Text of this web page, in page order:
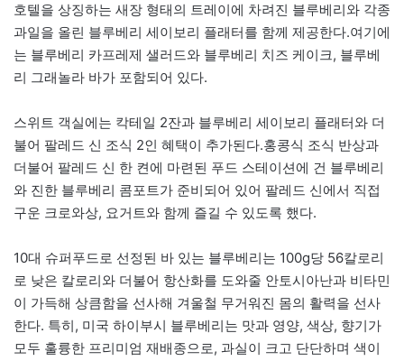
호텔을 상징하는 새장 형태의 트레이에 차려진 블루베리와 각종
과일을 올린 블루베리 세이보리 플래터를 함께 제공한다.여기에
는 블루베리 카프레제 샐러드와 블루베리 치즈 케이크, 블루베
리 그래놀라 바가 포함되어 있다.
스위트 객실에는 칵테일 2잔과 블루베리 세이보리 플래터와 더
불어 팔레드 신 조식 2인 혜택이 추가된다.홍콩식 조식 반상과
더불어 팔레드 신 한 켠에 마련된 푸드 스테이션에 건 블루베리
와 진한 블루베리 콤포트가 준비되어 있어 팔레드 신에서 직접
구운 크로와상, 요거트와 함께 즐길 수 있도록 했다.
10대 슈퍼푸드로 선정된 바 있는 블루베리는 100g당 56칼로리
로 낮은 칼로리와 더불어 항산화를 도와줄 안토시아난과 비타민
이 가득해 상큼함을 선사해 겨울철 무거워진 몸의 활력을 선사
한다. 특히, 미국 하이부시 블루베리는 맛과 영양, 색상, 향기가
모두 훌륭한 프리미엄 재배종으로, 과실이 크고 단단하며 색이